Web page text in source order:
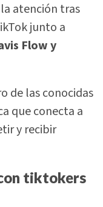
atención tras
junto a
Flow y
de las conocidas
que conecta a
y recibir
tiktokers